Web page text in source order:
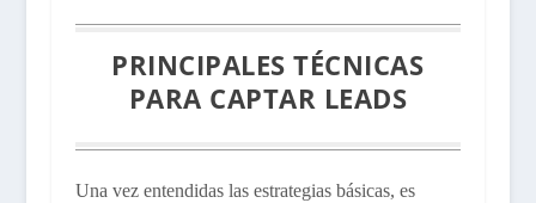
PRINCIPALES TÉCNICAS
PARA CAPTAR LEADS
Una vez entendidas las estrategias básicas, es